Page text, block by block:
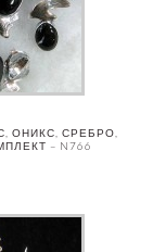
ОНИКС, СРЕБРО,
– N766